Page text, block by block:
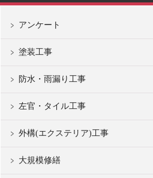
アンケート
塗装工事
防水・雨漏り工事
左官・タイル工事
外構(エクステリア)工事
大規模修繕